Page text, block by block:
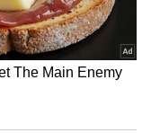
பிஎச்பி
1.5